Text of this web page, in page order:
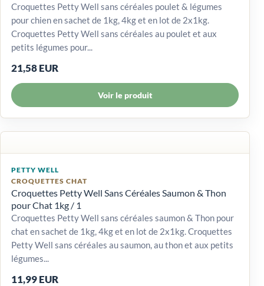
Croquettes Petty Well sans céréales poulet & légumes
pour chien en sachet de 1kg, 4kg et en lot de 2x1kg.
Croquettes Petty Well sans céréales au poulet et aux
petits légumes pour...
21,58 EUR
Voir le produit
PETTY WELL
CROQUETTES CHAT
Croquettes Petty Well Sans Céréales Saumon & Thon
pour Chat 1kg / 1
Croquettes Petty Well sans céréales saumon & Thon pour
chat en sachet de 1kg, 4kg et en lot de 2x1kg. Croquettes
Petty Well sans céréales au saumon, au thon et aux petits
légumes...
11,99 EUR